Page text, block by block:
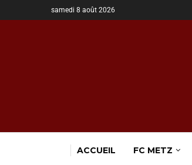
samedi 8 août 2026
ACCUEIL FC METZ